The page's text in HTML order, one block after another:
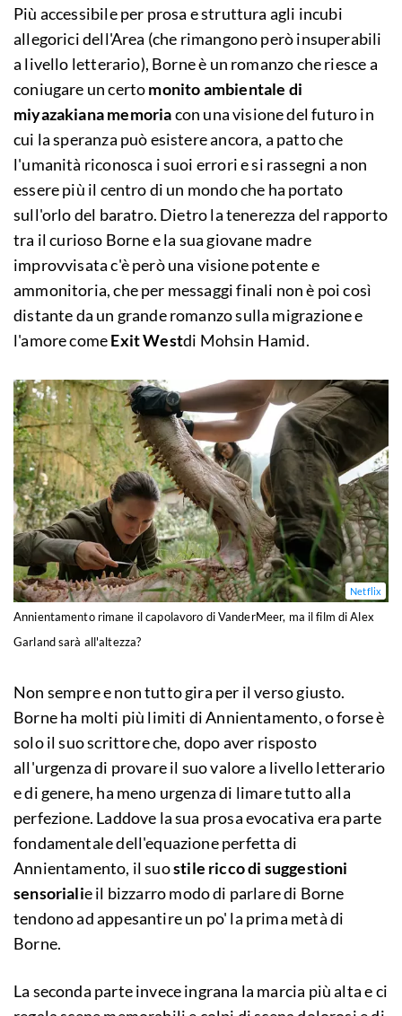
Più accessibile per prosa e struttura agli incubi
allegorici dell'Area (che rimangono però insuperabili
a livello letterario), Borne è un romanzo che riesce a
coniugare un certomonito ambientale di
miyazakiana memoriacon una visione del futuro in
cui la speranza può esistere ancora, a patto che
l'umanità riconosca i suoi errori e si rassegni a non
essere più il centro di un mondo che ha portato
sull'orlo del baratro. Dietro la tenerezza del rapporto
tra il curioso Borne e la sua giovane madre
improvvisata c'è però una visione potente e
ammonitoria, che per messaggi finali non è poi così
distante da un grande romanzo sulla migrazione e
l'amore comeExit Westdi Mohsin Hamid.
Netflix
Annientamento rimane il capolavoro di VanderMeer, ma il film di Alex
Garland sarà all'altezza?
Non sempre e non tutto gira per il verso giusto.
Borne ha molti più limiti di Annientamento, o forse è
solo il suo scrittore che, dopo aver risposto
all'urgenza di provare il suo valore a livello letterario
e di genere, ha meno urgenza di limare tutto alla
perfezione. Laddove la sua prosa evocativa era parte
fondamentale dell'equazione perfetta di
Annientamento, il suostile ricco di suggestioni
sensorialie il bizzarro modo di parlare di Borne
tendono ad appesantire un po' la prima metà di
Borne.
La seconda parte invece ingrana la marcia più alta e ci